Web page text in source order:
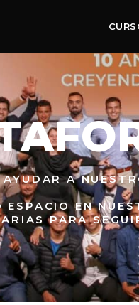
A
ESPACIO EN
PARA